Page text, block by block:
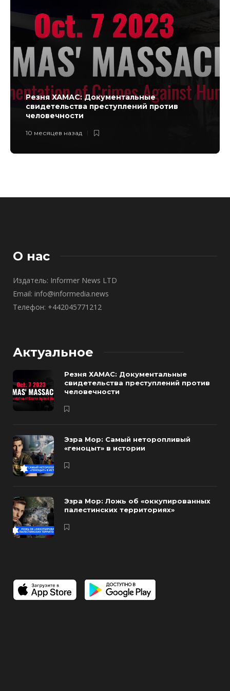
Резня ХАМАС: Документальные
свидетельства преступлений против
человечности
10 месяцев назад
О нас
Издатель: Informer News LTD
Email: info@informedia.news
Телефон: +442045771212
Актуальное
Резня ХАМАС: Документальные
свидетельства преступлений против
человечности
Эзра Мор: Самый неторопливый
«геноцыт» в истории
Эзра Мор: Ложь об «оккупированных
палестинских территориях»